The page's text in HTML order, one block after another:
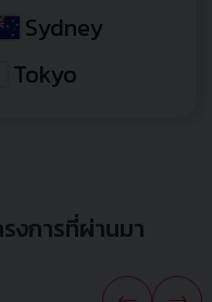
Sydney
Tokyo
งการที่ผ่านมา